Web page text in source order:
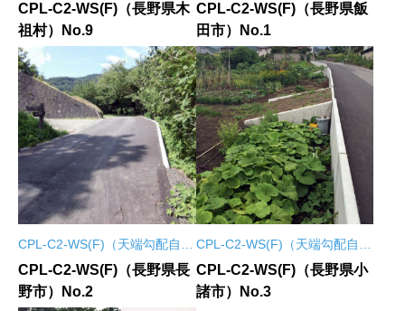
CPL-C2-WS(F)（長野県木
祖村）No.9
CPL-C2-WS(F)（長野県飯
田市）No.1
CPL-C2-WS(F)（天端勾配自在
CPL-C2-WS(F)（長野県長
野市）No.2
CPL-C2-WS(F)（天端勾配自在
CPL-C2-WS(F)（長野県小
諸市）No.3